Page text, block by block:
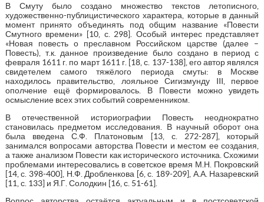
В Смуту было создано множество текстов летописного,
художественно-публицистического характера, которые в данный
момент принято объединять под общим название «Повести
Смутного времени» [10, с. 298]. Особый интерес представляет
«Новая повесть о преславном Российском царстве (далее –
Повесть), т.к. данное произведение было создано в период с
февраля 1611 г. по март 1611 г. [18, с. 137-138], его автор являлся
свидетелем самого тяжёлого периода смуты: в Москве
находилось правительство, лояльное Сигизмунду III, первое
ополчение ещё формировалось. В Повести можно увидеть
осмысление всех этих событий современником.
В отечественной историографии Повесть неоднократно
становилась предметом исследования. В научный оборот она
была введена С.Ф. Платоновым [13, с. 272-287], который
занимался вопросами авторства Повести и местом ее создания,
а также анализом Повести как исторического источника. Схожими
проблемами интересовались в советское время М.Н. Покровский
[14, с. 398-400], Н.Ф. Дробленкова [6, с. 189-209], А.А. Назаревский
[11, с. 133] и Я.Г. Солодкин [16, с. 51-61].